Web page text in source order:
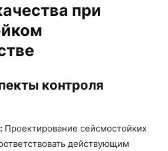
при
контроля
Проектирование сейсмостойких
действующим